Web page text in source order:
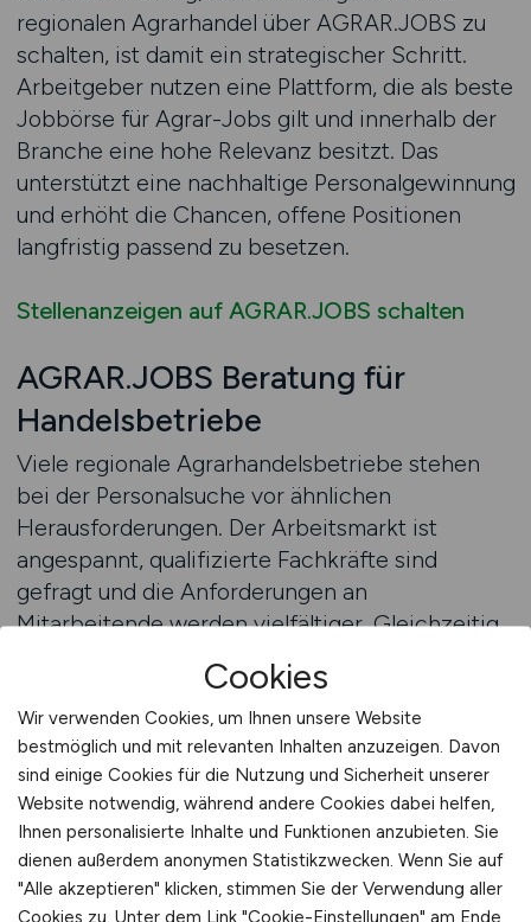
regionalen Agrarhandel über AGRAR.JOBS zu
schalten, ist damit ein strategischer Schritt.
Arbeitgeber nutzen eine Plattform, die als beste
Jobbörse für Agrar-Jobs gilt und innerhalb der
Branche eine hohe Relevanz besitzt. Das
unterstützt eine nachhaltige Personalgewinnung
und erhöht die Chancen, offene Positionen
langfristig passend zu besetzen.
Stellenanzeigen auf AGRAR.JOBS schalten
AGRAR.JOBS Beratung für
Handelsbetriebe
Viele regionale Agrarhandelsbetriebe stehen
bei der Personalsuche vor ähnlichen
Herausforderungen. Der Arbeitsmarkt ist
angespannt, qualifizierte Fachkräfte sind
gefragt und die Anforderungen an
Mitarbeitende werden vielfältiger. Gleichzeitig
Größe, Sortiment, regionaler Ausrichtung und
Kundenstruktur. Diese Vielfalt macht es
schwierig, standardisierte Recruiting-Lösungen
erfolgreich einzusetzen. Eine fundierte
Beratung hilft Arbeitgebern dabei, ihre
individuelle Situation realistisch einzuschätzen
und gezielte Entscheidungen zu treffen.
Cookies
Wir verwenden Cookies, um Ihnen unsere Website
bestmöglich und mit relevanten Inhalten anzuzeigen. Davon
sind einige Cookies für die Nutzung und Sicherheit unserer
Website notwendig, während andere Cookies dabei helfen,
Ihnen personalisierte Inhalte und Funktionen anzubieten. Sie
dienen außerdem anonymen Statistikzwecken. Wenn Sie auf
"Alle akzeptieren" klicken, stimmen Sie der Verwendung aller
Cookies zu. Unter dem Link "Cookie-Einstellungen" am Ende